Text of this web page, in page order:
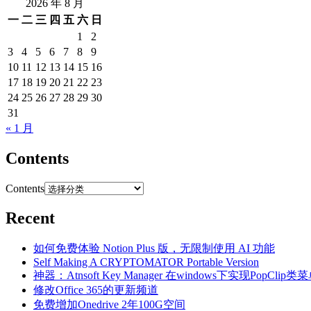
2026 年 8 月
一 二 三 四 五 六 日
1
2
3
4 5 6 7 8
9
10 11 12 13 14 15 16
17 18 19 20 21 22 23
24 25 26 27 28 29 30
31
« 1 月
Contents
Contents
Recent
如何免费体验 Notion Plus 版，无限制使用 AI 功能
Self Making A CRYPTOMATOR Portable Version
神器：Atnsoft Key Manager 在windows下实现PopClip类菜
修改Office 365的更新频道
免费增加Onedrive 2年100G空间